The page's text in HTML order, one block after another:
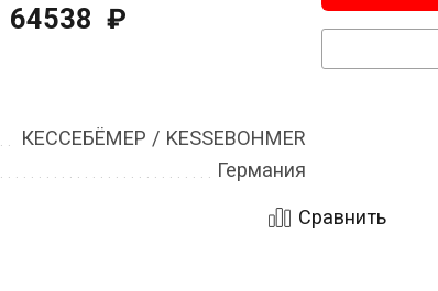
КЕССЕБЁМЕР / KESSEBOHMER
Германия
64538 ₽
Сравнить